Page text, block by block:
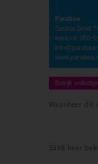
Parabea
Saskia Smid
telefoon 050-
Bekijk
Waardeer dit
5398 keer